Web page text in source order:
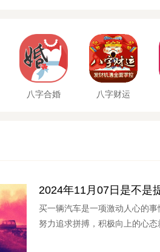
八字合婚 八字财运
2024年11月07日是不是
买一辆汽车是一项激动人心的
努力追求拼搏，积极向上的心态